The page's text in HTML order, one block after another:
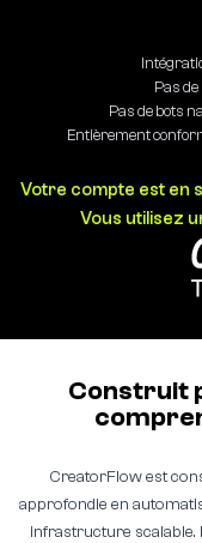
Pas
Pas de bots
Entièrement
Votre compte est en
Vous utilisez
Construit
CreatorFlow est
approfondie en
infrastructure scalable.